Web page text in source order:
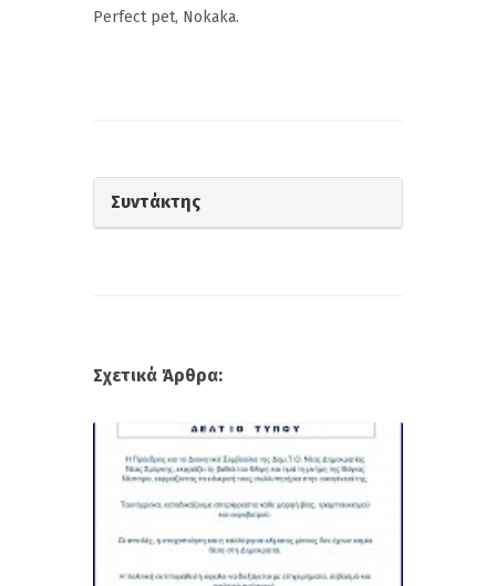
Perfect pet, Nokaka.
Συντάκτης
Σχετικά Άρθρα: